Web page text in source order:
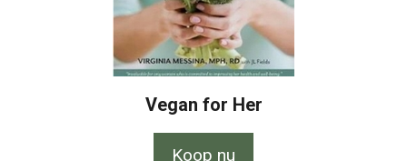
Vegan for Her
Koop nu